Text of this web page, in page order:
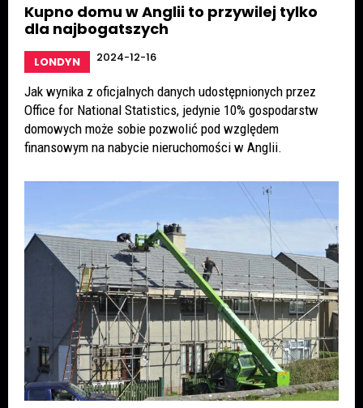
Kupno domu w Anglii to przywilej tylko
dla najbogatszych
LONDYN 2024-12-16
Jak wynika z oficjalnych danych udostępnionych przez
Office for National Statistics, jedynie 10% gospodarstw
domowych może sobie pozwolić pod względem
finansowym na nabycie nieruchomości w Anglii.